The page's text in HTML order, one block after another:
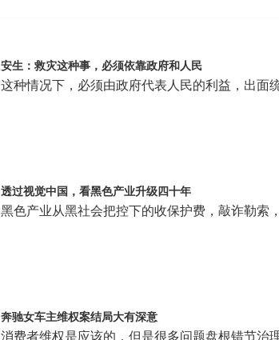
安生：救灾这种事，必须依靠政府和人民
这种情况下，必须由政府代表人民的利益，出面
透过视觉中国，看黑色产业升级四十年
黑色产业从黑社会把控下的收保护费，敲诈勒索
奔驰女车主维权案结局大有深意
消费者维权是应该的，但是很多问题盘根错节治